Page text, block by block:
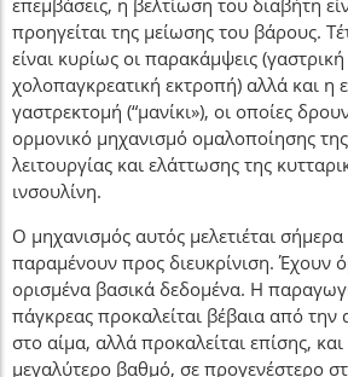
προηγείται της μείωσης του βάρους.
είναι κυρίως οι παρακάμψεις
χολοπαγκρεατική εκτροπή) αλλά και η
γαστρεκτομή (“μανίκι»), οι οποίες
ορμονικό μηχανισμό ομαλοποίησης
λειτουργίας και ελάττωσης της
ινσουλίνη.
Ο μηχανισμός αυτός μελετιέται
παραμένουν προς διευκρίνιση. Έχουν
ορισμένα βασικά δεδομένα. Η
πάγκρεας προκαλείται βέβαια από
στο αίμα, αλλά προκαλείται επίσης,
μεγαλύτερο βαθμό, σε προγενέστερο